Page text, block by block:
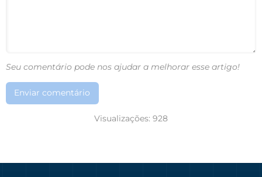
Seu comentário pode nos ajudar a melhorar esse artigo!
Enviar comentário
Visualizações: 928